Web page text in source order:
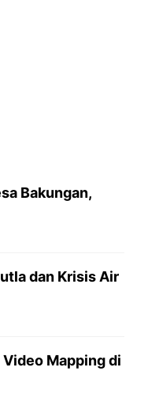
Bakungan,
dan Krisis Air
Mapping di